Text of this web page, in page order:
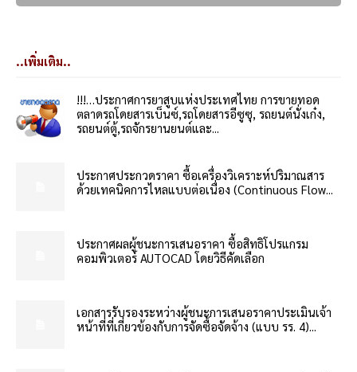
..เพิ่มเติม..
!!!…ประกาศการยาสูบแห่งประเทศไทย การขายทอด
ตลาดรถโดยสารเบ็นซ์,รถโดยสารอีซูซุ, รถยนต์นั่งเก๋ง,
รถยนต์ตู้,รถจักรยานยนต์และ...
ประกาศประกวดราคา ซื้อเครื่องวิเคราะห์ปริมาณสาร
ด้วยเทคนิคการไหลแบบต่อเนื่อง (Continuous Flow...
ประกาศผลผู้ชนะการเสนอราคา ซื้อสิทธิโปรแกรม
คอมพิวเตอร์ AUTOCAD โดยวิธีคัดเลือก
เอกสารรับรองระหว่างผู้ชนะการเสนอราคาประเมินเจ้า
หน้าที่ที่เกี่ยวข้องกับการจัดซื้อจัดจ้าง (แบบ รร. 4)...